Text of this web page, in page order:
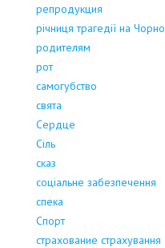
репродукция
річниця трагедії на
родителям
рот
самогубство
свята
Сердце
Сіль
сказ
соціальне забезпечення
спека
Спорт
страхование страхування